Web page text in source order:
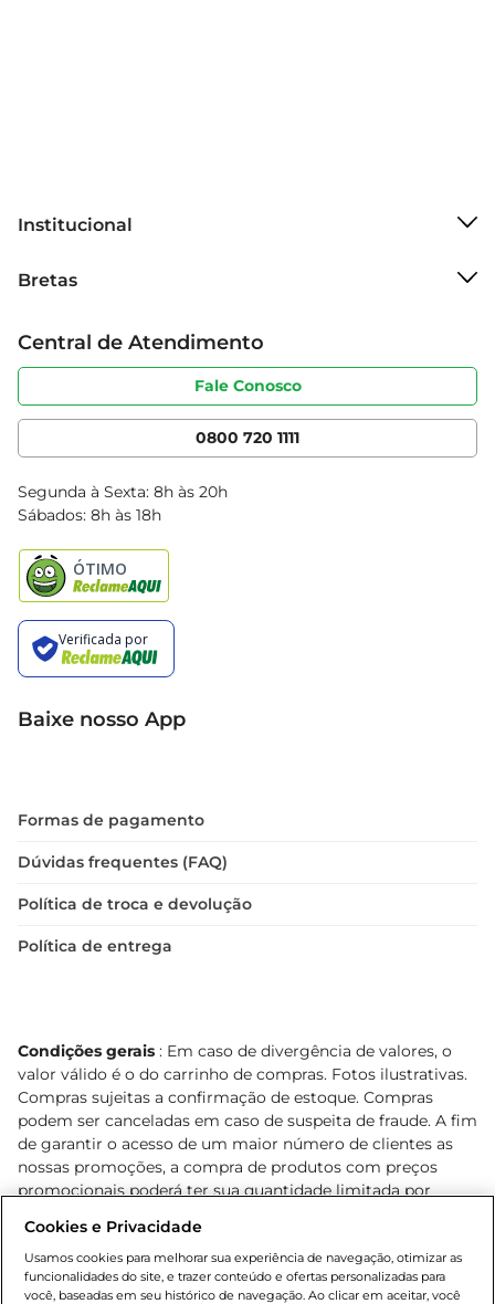
Institucional
Grupo Cencosud
Sobre privacidade
Portal do fornecedor
Cencosud Media
Bretas
Produtos Bretas
Código de ética
Serviços
Clube Bretas
Blog Bretas
Black Friday
Central de Atendimento
Fale Conosco
0800 720 1111
Segunda à Sexta: 8h às 20h
Sábados: 8h às 18h
Baixe nosso App
Formas de pagamento
Dúvidas frequentes (FAQ)
Política de troca e devolução
Política de entrega
Condições gerais : Em caso de divergência de valores, o
valor válido é o do carrinho de compras. Fotos ilustrativas.
Compras sujeitas a confirmação de estoque. Compras
podem ser canceladas em caso de suspeita de fraude. A fim
de garantir o acesso de um maior número de clientes as
nossas promoções, a compra de produtos com preços
promocionais poderá ter sua quantidade limitada por
o e-commerce e válidos durante o dia de hoje, podendo
sofrer alterações sem prévia notificação. Proibida a venda
de bebidas alcoólicas para menores de 18 anos, conforme
Cookies e Privacidade
Usamos cookies para melhorar sua experiência de navegação, otimizar as
funcionalidades do site, e trazer conteúdo e ofertas personalizadas para
você, baseadas em seu histórico de navegação. Ao clicar em aceitar, você